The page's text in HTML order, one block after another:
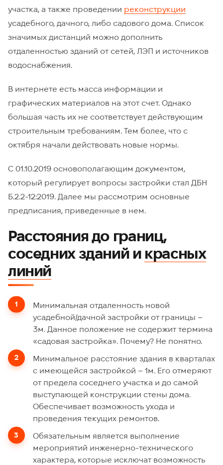
участка, а также проведении реконструкции
усадебного, дачного, либо садового дома. Список
значимых дистанций можно дополнить
отдаленностью зданий от сетей, ЛЭП и источников
водоснабжения.
В интернете есть масса информации и
графических материалов на этот счет. Однако
большая часть их не соответствует действующим
строительным требованиям. Тем более, что с
октября начали действовать новые нормы.
С 01.10.2019 основополагающим документом,
который регулирует вопросы застройки стал ДБН
Б.2.2-12:2019. Далее мы рассмотрим основные
предписания, приведенные в нем.
Расстояния до границ,
соседних зданий и красных
линий
Минимальная отдаленность новой
усадебной/дачной застройки от границы –
3м. Данное положение не содержит термина
«садовая застройка». Почему? Не понятно.
Минимальное расстояние здания в кварталах
с имеющейся застройкой – 1м. Его отмеряют
от предела соседнего участка и до самой
выступающей конструкции стены дома.
Обеспечивает возможность ухода и
проведения текущих ремонтов.
Обязательным является выполнение
мероприятий инженерно-технического
характера, которые исключат возможность